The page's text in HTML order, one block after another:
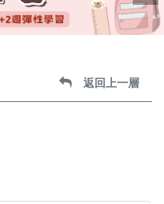
返回上一層